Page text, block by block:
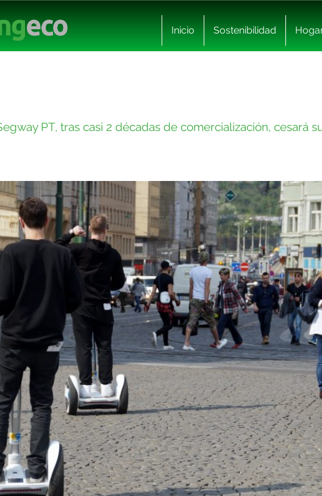
Inicio Sostenibilidad
PT, tras casi 2 décadas de comercialización, cesará